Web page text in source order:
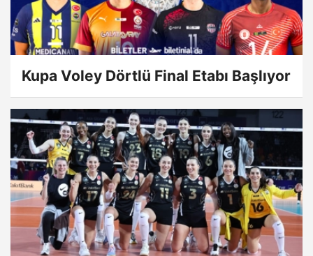
Kupa Voley Dörtlü Final Etabı Başlıyor